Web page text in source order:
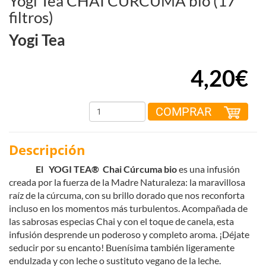
filtros)
Yogi Tea
4,20€
COMPRAR
Descripción
El YOGI TEA® Chai Cúrcuma bioes una infusión
creada por la fuerza de la Madre Naturaleza: la maravillosa
raíz de la cúrcuma, con su brillo dorado que nos reconforta
incluso en los momentos más turbulentos. Acompañada de
las sabrosas especias Chai y con el toque de canela, esta
infusión desprende un poderoso y completo aroma. ¡Déjate
seducir por su encanto! Buenísima también ligeramente
endulzada y con leche o sustituto vegano de la leche.